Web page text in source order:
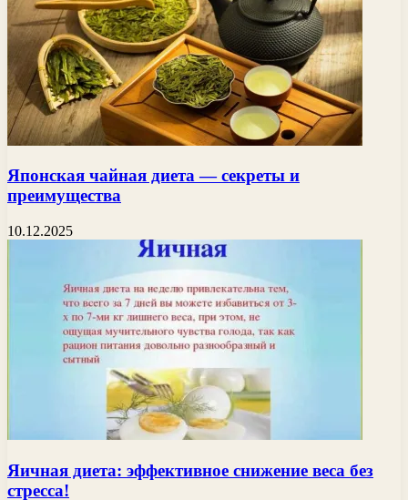
Японская чайная диета — секреты и
преимущества
10.12.2025
Яичная диета: эффективное снижение веса без
стресса!